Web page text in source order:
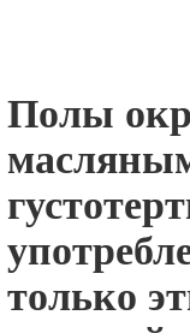
Полы
только